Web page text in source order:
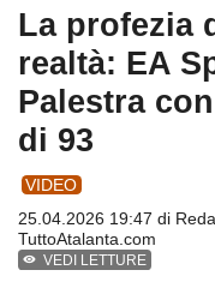
La profezia
realtà: EA
Palestra
di 93
VIDEO
25.04.2026 19:47 di
TuttoAtalanta.com
VEDI LETTURE